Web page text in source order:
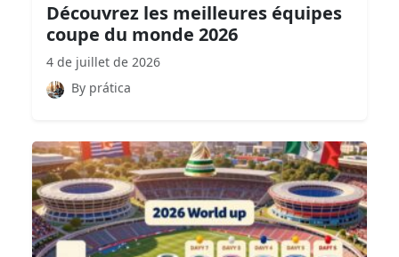
Découvrez les meilleures équipes
coupe du monde 2026
4 de juillet de 2026
By prática